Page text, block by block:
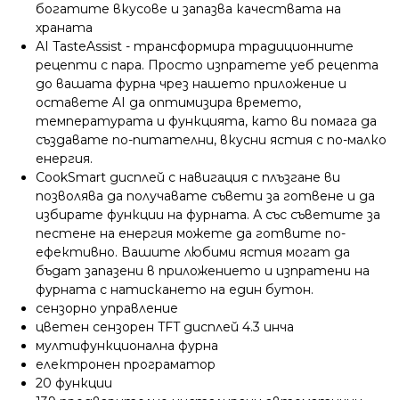
богатите вкусове и запазва качествата на
храната
AI TasteAssist - трансформира традиционните
рецепти с пара. Просто изпратете уеб рецепта
до вашата фурна чрез нашето приложение и
оставете AI да оптимизира времето,
температурата и функцията, като ви помага да
създавате по-питателни, вкусни ястия с по-малко
енергия.
CookSmart дисплей с навигация с плъзгане ви
позволява да получавате съвети за готвене и да
избирате функции на фурната. А със съветите за
пестене на енергия можете да готвите по-
ефективно. Вашите любими ястия могат да
бъдат запазени в приложението и изпратени на
фурната с натискането на един бутон.​
сензорно управление
цветен сензорен TFT дисплей 4.3 инча
мултифункционална фурна
електронен програматор
20 функции